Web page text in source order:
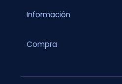
Información
Compra